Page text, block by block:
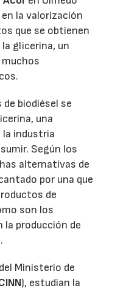
la valorización
que se obtienen
glicerina, un
muchos
biodiésel se
una
industria
Según los
alternativas de
por una que
de
son los
la producción de
Ministerio de
), estudian la